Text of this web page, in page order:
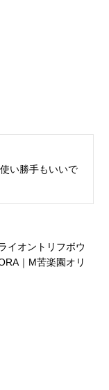
い勝手もいいで
イオントリフボウ
｜M苦楽園オリ